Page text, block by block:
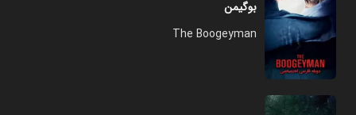
بوگیمن
The Boogeyman